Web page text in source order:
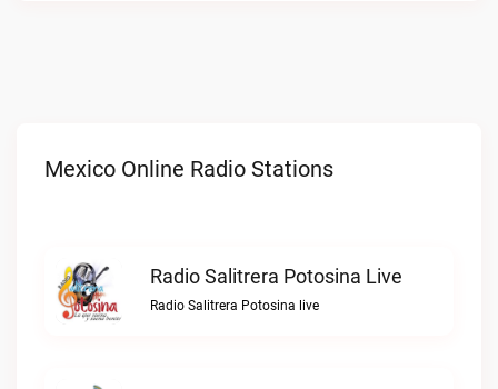
Mexico Online Radio Stations
Radio Salitrera Potosina Live
Radio Salitrera Potosina live